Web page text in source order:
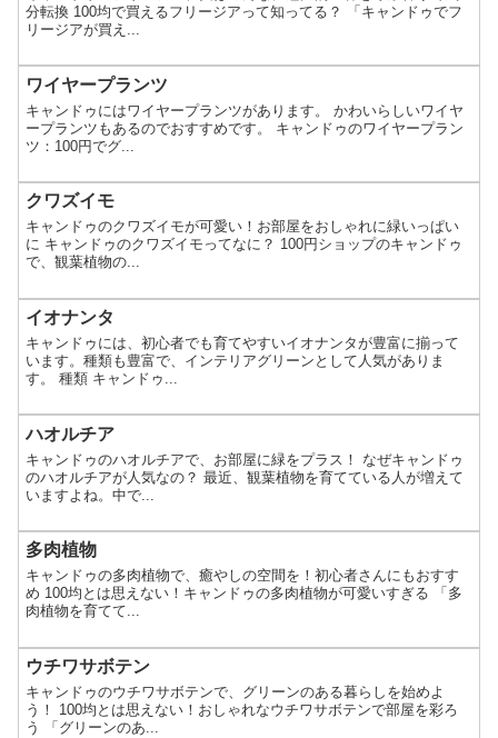
分転換 100均で買えるフリージアって知ってる？ 「キャンドゥでフ
リージアが買え...
ワイヤープランツ
キャンドゥにはワイヤープランツがあります。 かわいらしいワイヤ
ープランツもあるのでおすすめです。 キャンドゥのワイヤープラン
ツ：100円でグ...
クワズイモ
キャンドゥのクワズイモが可愛い！お部屋をおしゃれに緑いっぱい
に キャンドゥのクワズイモってなに？ 100円ショップのキャンドゥ
で、観葉植物の...
イオナンタ
キャンドゥには、初心者でも育てやすいイオナンタが豊富に揃って
います。種類も豊富で、インテリアグリーンとして人気がありま
す。 種類 キャンドゥ...
ハオルチア
キャンドゥのハオルチアで、お部屋に緑をプラス！ なぜキャンドゥ
のハオルチアが人気なの？ 最近、観葉植物を育てている人が増えて
いますよね。中で...
多肉植物
キャンドゥの多肉植物で、癒やしの空間を！初心者さんにもおすす
め 100均とは思えない！キャンドゥの多肉植物が可愛いすぎる 「多
肉植物を育てて...
ウチワサボテン
キャンドゥのウチワサボテンで、グリーンのある暮らしを始めよ
う！ 100均とは思えない！おしゃれなウチワサボテンで部屋を彩ろ
う 「グリーンのあ...